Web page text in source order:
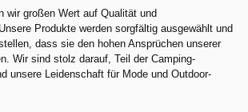
wir großen Wert auf Qualität und
Produkte werden sorgfältig ausgewählt und
dass sie den hohen Ansprüchen unserer
Wir sind stolz darauf, Teil der Camping-
unsere Leidenschaft für Mode und Outdoor-